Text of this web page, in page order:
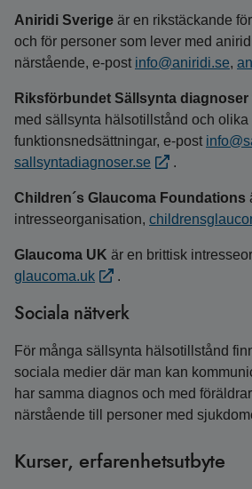
Aniridi Sverige är en rikstäckande
och för personer som lever med
närstående, e-post info@aniridi.se,
Riksförbundet Sällsynta diagnoser
med sällsynta hälsotillstånd och olika
funktionsnedsättningar, e‑post
sallsyntadiagnoser.se
.
Children´s Glaucoma Foundations
intresseorganisation,
Glaucoma UK är en brittisk
glaucoma.uk
.
Sociala nätverk
För många sällsynta hälsotillstånd
sociala medier där man kan
har samma diagnos och med
närstående till personer med
Kurser, erfarenhetsutbyte